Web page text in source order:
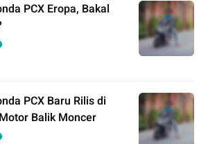
PCX Eropa, Bakal
PCX Baru Rilis di
Balik Moncer